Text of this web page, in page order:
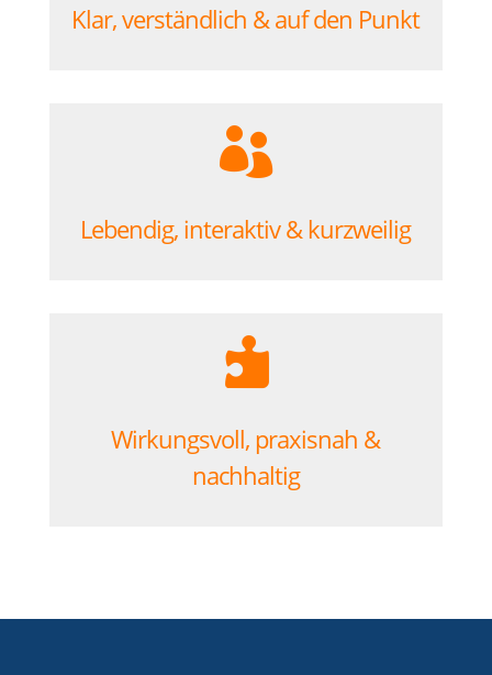
Klar, verständlich & auf den Punkt

Lebendig, interaktiv & kurzweilig

Wirkungsvoll, praxisnah &
nachhaltig